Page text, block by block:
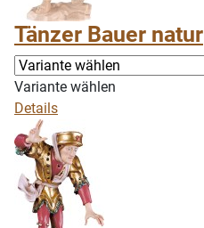
Tänzer Bauer natur
Variante wählen
Details